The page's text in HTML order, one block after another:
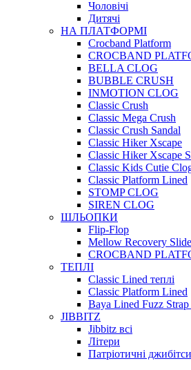
Чоловічі
Дитячі
НА ПЛАТФОРМІ
Crocband Platform
CROCBAND
BELLA CLOG
BUBBLE CRUSH
INMOTION CLOG
Classic Crush
Classic Mega Crush
Classic Crush Sandal
Classic Hiker Xscape
Classic Hiker Xscape
Classic Kids Cutie
Classic Platform Lined
STOMP CLOG
SIREN CLOG
ШЛЬОПКИ
Flip-Flop
Mellow Recovery Slide
CROCBAND
ТЕПЛІ
Classic Lined теплі
Classic Platform Lined
Baya Lined Fuzz Strap
JIBBITZ
Jibbitz всі
Літери
Патріотичні джибітси